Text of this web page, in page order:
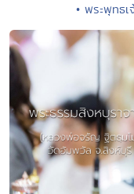
• พระพุทธ